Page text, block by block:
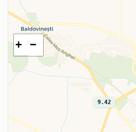
9.42
+ −